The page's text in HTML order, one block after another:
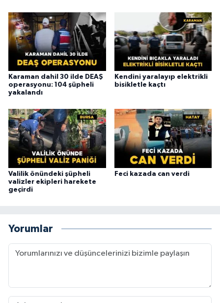
Karaman dahil 30 ilde DEAŞ
operasyonu: 104 şüpheli
yakalandı
Kendini yaralayıp elektrikli
bisikletle kaçtı
Valilik önündeki şüpheli
valizler ekipleri harekete
geçirdi
Feci kazada can verdi
Yorumlar